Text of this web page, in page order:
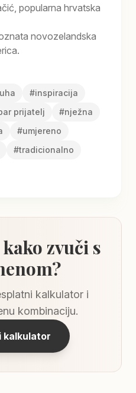
popularna hrvatska
novozelandska
#inspiracija
prijatelj #nježna
#umjereno
#tradicionalno
zvuči s
kalkulator i
kombinaciju.
kalkulator